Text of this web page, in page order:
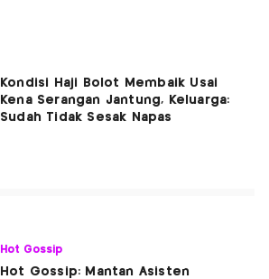
Kondisi Haji Bolot Membaik Usai
Kena Serangan Jantung, Keluarga:
Sudah Tidak Sesak Napas
Hot Gossip
Hot Gossip: Mantan Asisten